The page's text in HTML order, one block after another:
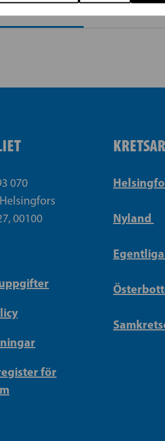
070
00100
för
KRETSAR
Nyland